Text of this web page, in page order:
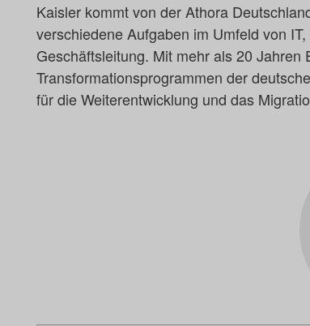
Kaisler kommt von der Athora
verschiedene Aufgaben im Umfeld von
Geschäftsleitung. Mit mehr als 20
Transformationsprogrammen der
für die Weiterentwicklung und das